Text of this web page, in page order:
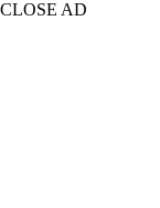
CLOSE AD